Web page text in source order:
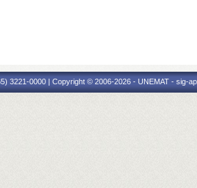
3221-0000 | Copyright © 2006-2026 - UNEMAT - sig-